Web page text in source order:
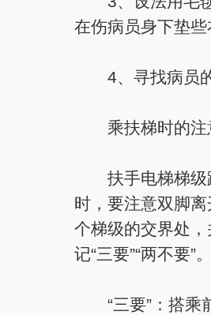
在伤病员身下垫
4、寻找病员的
乘扶梯时的注
扶手电梯梯级
时，要注意双脚
个梯级的交界处
记“三要”“两不要”
“三要”：搭乘